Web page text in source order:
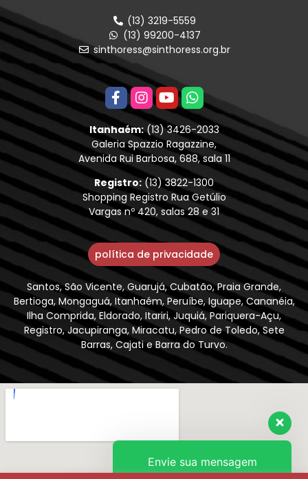
(13) 3219-5559
(13) 99200-4137
sinthoress@sinthoress.org.br
Itanhaém:(13) 3426-2033
Galeria Spazzio Ragazzine,
Avenida Rui Barbosa, 688, sala 11
Registro:(13) 3822-1300
Shopping Registro Rua Getúlio
Vargas nº 420, salas 28 e 31
política de privacidade
Santos, São Vicente, Guarujá, Cubatão, Praia Grande,
Bertioga, Mongaguá, Itanhaém, Peruíbe, Iguape, Cananéia,
Ilha Comprida, Eldorado, Itariri, Juquiá, Pariquera-Açu,
Registro, Jacupiranga, Miracatu, Pedro de Toledo, Sete
Barras, Cajati e Barra do Turvo.
Envie sua mensagem